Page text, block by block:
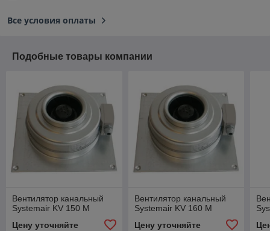
Все условия оплаты
Подобные товары компании
Вентилятор канальный
Systemair KV 150 M
Цену уточняйте
Вентилятор канальный
Systemair KV 160 M
Цену уточняйте